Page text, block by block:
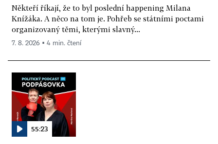
Někteří říkají, že to byl poslední happening Milana
Knížáka. A něco na tom je. Pohřeb se státními poctami
organizovaný těmi, kterými slavný...
7. 8. 2026 ▪ 4 min. čtení
55:23